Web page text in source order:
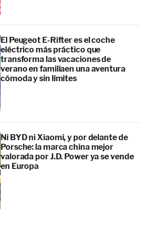
El Peugeot E-Rifter es el coche
eléctrico más práctico que
transforma las vacaciones de
verano en familiaen una aventura
cómoda y sin límites
Ni BYD ni Xiaomi, y por delante de
Porsche: la marca china mejor
valorada por J.D. Power ya se vende
en Europa